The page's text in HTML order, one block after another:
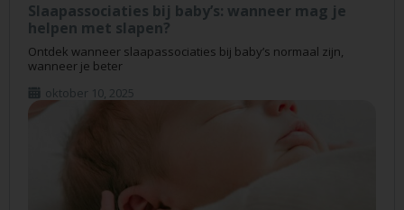
Slaapassociaties bij baby’s: wanneer mag je
helpen met slapen?
Ontdek wanneer slaapassociaties bij baby’s normaal zijn,
wanneer je beter
oktober 10, 2025